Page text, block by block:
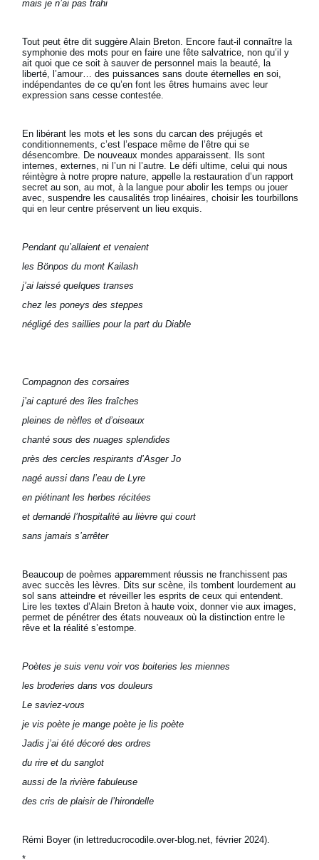
mais je n’ai pas trahi
Tout peut être dit suggère Alain Breton. Encore faut-il connaître la
symphonie des mots pour en faire une fête salvatrice, non qu’il y
ait quoi que ce soit à sauver de personnel mais la beauté, la
liberté, l’amour… des puissances sans doute éternelles en soi,
indépendantes de ce qu’en font les êtres humains avec leur
expression sans cesse contestée.
En libérant les mots et les sons du carcan des préjugés et
conditionnements, c’est l’espace même de l’être qui se
désencombre. De nouveaux mondes apparaissent. Ils sont
internes, externes, ni l’un ni l’autre. Le défi ultime, celui qui nous
réintègre à notre propre nature, appelle la restauration d’un rapport
secret au son, au mot, à la langue pour abolir les temps ou jouer
avec, suspendre les causalités trop linéaires, choisir les tourbillons
qui en leur centre préservent un lieu exquis.
Pendant qu’allaient et venaient
les Bönpos du mont Kailash
j’ai laissé quelques transes
chez les poneys des steppes
négligé des saillies pour la part du Diable
Compagnon des corsaires
j’ai capturé des îles fraîches
pleines de nèfles et d’oiseaux
chanté sous des nuages splendides
près des cercles respirants d’Asger Jo
nagé aussi dans l’eau de Lyre
en piétinant les herbes récitées
et demandé l’hospitalité au lièvre qui court
sans jamais s’arrêter
Beaucoup de poèmes apparemment réussis ne franchissent pas
avec succès les lèvres. Dits sur scène, ils tombent lourdement au
sol sans atteindre et réveiller les esprits de ceux qui entendent.
Lire les textes d’Alain Breton à haute voix, donner vie aux images,
permet de pénétrer des états nouveaux où la distinction entre le
rêve et la réalité s’estompe.
Poètes je suis venu voir vos boiteries les miennes
les broderies dans vos douleurs
Le saviez-vous
je vis poète je mange poète je lis poète
Jadis j’ai été décoré des ordres
du rire et du sanglot
aussi de la rivière fabuleuse
des cris de plaisir de l’hirondelle
Rémi Boyer (in lettreducrocodile.over-blog.net, février 2024).